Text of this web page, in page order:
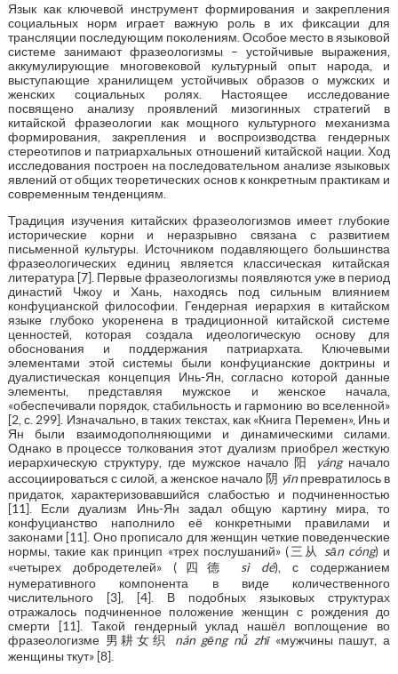
Язык как ключевой инструмент формирования и закрепления
социальных норм играет важную роль в их фиксации для
трансляции последующим поколениям. Особое место в языковой
системе занимают фразеологизмы – устойчивые выражения,
аккумулирующие многовековой культурный опыт народа, и
выступающие хранилищем устойчивых образов о мужских и
женских социальных ролях. Настоящее исследование
посвящено анализу проявлений мизогинных стратегий в
китайской фразеологии как мощного культурного механизма
формирования, закрепления и воспроизводства гендерных
стереотипов и патриархальных отношений китайской нации. Ход
исследования построен на последовательном анализе языковых
явлений от общих теоретических основ к конкретным практикам и
современным тенденциям.
Традиция изучения китайских фразеологизмов имеет глубокие
исторические корни и неразрывно связана с развитием
письменной культуры. Источником подавляющего большинства
фразеологических единиц является классическая китайская
литература [7]. Первые фразеологизмы появляются уже в период
династий Чжоу и Хань, находясь под сильным влиянием
конфуцианской философии. Гендерная иерархия в китайском
языке глубоко укоренена в традиционной китайской системе
ценностей, которая создала идеологическую основу для
обоснования и поддержания патриархата. Ключевыми
элементами этой системы были конфуцианские доктрины и
дуалистическая концепция Инь-Ян, согласно которой данные
элементы, представляя мужское и женское начала,
«обеспечивали порядок, стабильность и гармонию во вселенной»
[2, с. 299]. Изначально, в таких текстах, как «Книга Перемен», Инь и
Ян были взаимодополняющими и динамическими силами.
Однако в процессе толкования этот дуализм приобрел жесткую
иерархическую структуру, где мужское начало 阳
yángначало
ассоциироваться с силой, а женское начало 阴 yīnпревратилось в
придаток, характеризовавшийся слабостью и подчиненностью
[11]. Если дуализм Инь-Ян задал общую картину мира, то
конфуцианство наполнило её конкретными правилами и
законами [11]. Оно прописало для женщин четкие поведенческие
нормы, такие как принцип «трех послушаний» (三从 sān cóng) и
«четырех добродетелей» (四德 sì dé), с содержанием
нумеративного компонента в виде количественного
числительного [3], [4]. В подобных языковых структурах
отражалось подчиненное положение женщин с рождения до
смерти [11]. Такой гендерный уклад нашёл воплощение во
фразеологизме 男耕女织 nán gēng nǚ zhī«мужчины пашут, а
женщины ткут» [8].